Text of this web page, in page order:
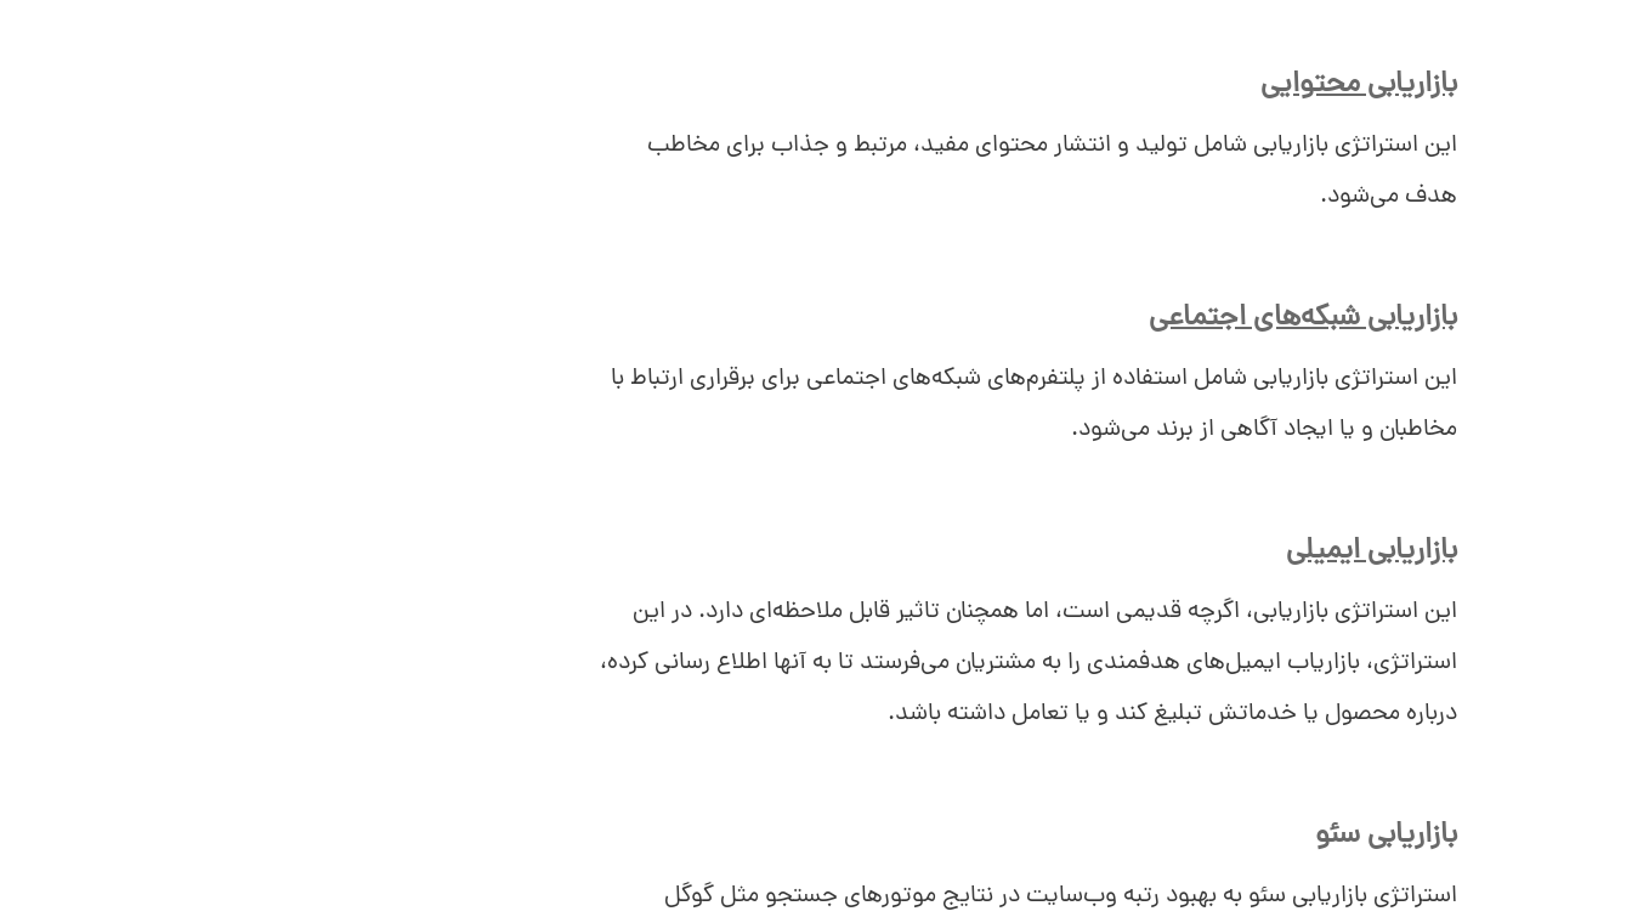
بازاریابی محتوایی
این استراتژی بازاریابی شامل تولید و انتشار محتوای مفید، مرتبط و جذاب برای مخاطب
هدف می‌شود.
بازاریابی شبکه‌های اجتماعی
این استراتژی بازاریابی شامل استفاده از پلتفرم‌های شبکه‌های اجتماعی برای برقراری ارتباط با
مخاطبان و یا ایجاد آگاهی از برند می‌شود.
بازاریابی ایمیلی
این استراتژی بازاریابی، اگرچه قدیمی است، اما همچنان تاثیر قابل ملاحظه‌ای دارد. در این
استراتژی، بازاریاب ایمیل‌های هدفمندی را به مشتریان می‌فرستد تا به آنها اطلاع رسانی کرده،
درباره محصول یا خدماتش تبلیغ کند و یا تعامل داشته باشد.
بازاریابی سئو
استراتژی بازاریابی سئو به بهبود رتبه وب‌سایت در نتایج موتورهای جستجو مثل گوگل